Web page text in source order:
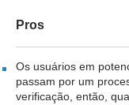
Pros
Os usuários em
passam por um
verificação, então,